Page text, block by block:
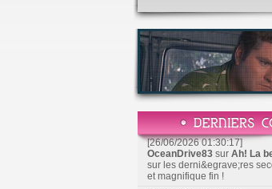
[26/06/2026 01:30:17]
OceanDrive83 sur Ah! La
sur les derni&egrave;res
et magnifique fin !